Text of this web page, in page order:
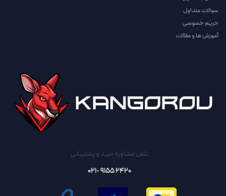
سوالات متداول
حریم خصوصی
آموزش ها و مقالات
تلفن مشاوره خرید و پشتیبانی
2420 9155 -021